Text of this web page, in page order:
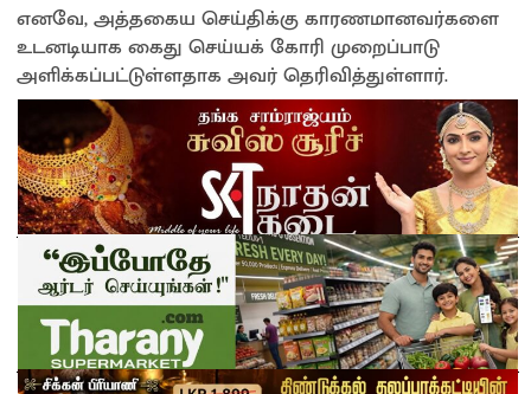
எனவே, அத்தகைய செய்திக்கு காரணமானவர்களை
உடனடியாக கைது செய்யக் கோரி முறைப்பாடு
அளிக்கப்பட்டுள்ளதாக அவர் தெரிவித்துள்ளார்.